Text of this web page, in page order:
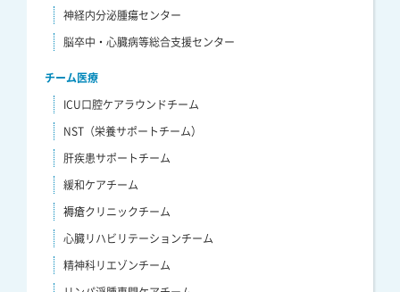
神経内分泌腫瘍センター
脳卒中・心臓病等総合支援センター
チーム医療
ICU口腔ケアラウンドチーム
NST（栄養サポートチーム）
肝疾患サポートチーム
緩和ケアチーム
褥瘡クリニックチーム
心臓リハビリテーションチーム
精神科リエゾンチーム